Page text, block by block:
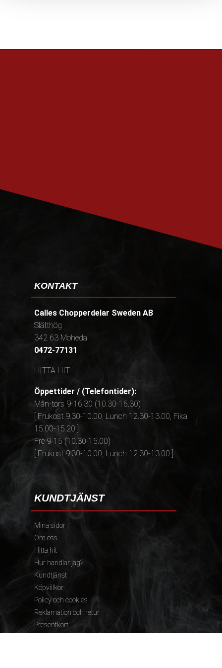
KONTAKT
Calles Chopperdelar Sweden AB
Slätthög
342 63 Moheda
0472-77131
HITTA HIT
Öppettider / (Telefontider):
Mån-tors 9-16,30 (10.30-16.30)
[ Frukost 9.30-10.00, Lunch 12.30-13.00, Fika
15.00-15.20 ]
Fre 9-15 (10.30-15.00)
[ Frukost 9.30-10.00, Lunch 12.30-13.00 ]
KUNDTJÄNST
Mina sidor
Om oss
Hitta hit
Hur handlar jag?
Kundtjänst
Köpvillkor
Policy och cookies
Reklamation och retur
Presentkort